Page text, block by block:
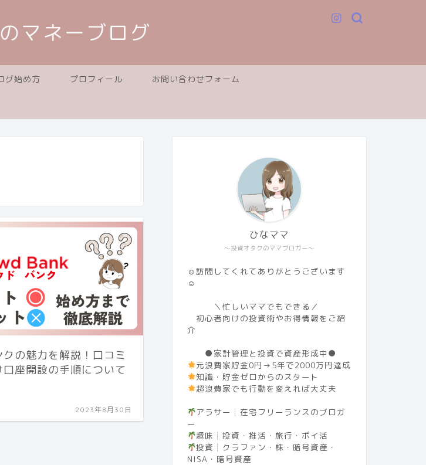
マネーブログ
グ始め方 プロフィール お問い合わせフォーム
の魅力を解説！口コミ
口座開設の手順について
2023年8月30日
～投資オタクのママブロガー～
ひなママ
☺訪問してくれてありがとうございます
☺
＼忙しいママでもできる／
初心者向けの投資術やお得情報をご紹
介
●家計管理と投資で資産形成中●
元浪費家貯金0円→5年で2000万円達成
知識・貯金ゼロからのスタート
超浪費家でも行動を変えれば大丈夫
アラサー┊︎在宅フリーランスのブロガ
ー
趣味┊︎投資・推活・旅行・ポイ活
投資┊︎クラファン・株・暗号資産・
NISA・暗号資産